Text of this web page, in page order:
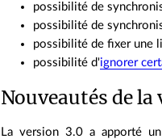
possibilité de
possibilité de
possibilité de fixer une
possibilité d'ignorer
Nouveautés de la
La version 3.0 a apporté